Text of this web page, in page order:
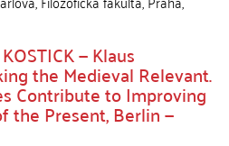
— Klaus
the Medieval Relevant.
Contribute to Improving
the Present, Berlin —